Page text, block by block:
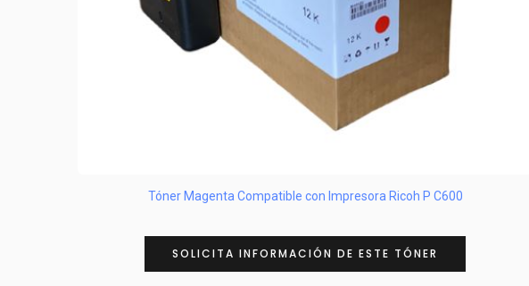
Tóner Magenta Compatible con Impresora Ricoh P C600
SOLICITA INFORMACIÓN DE ESTE TÓNER